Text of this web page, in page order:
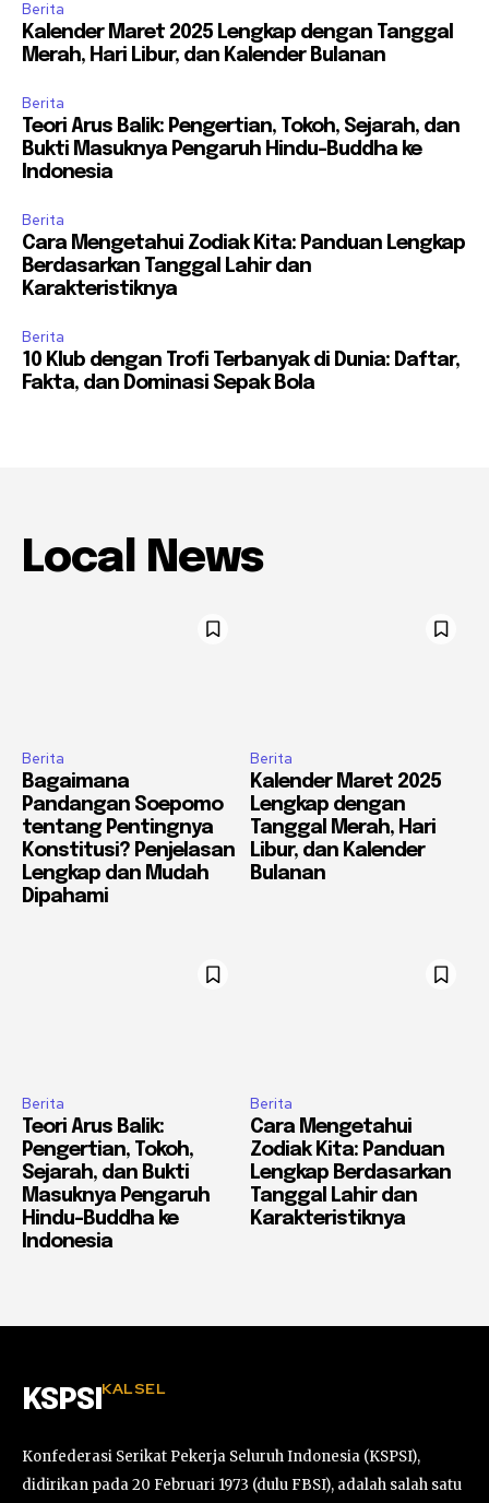
Berita
Kalender Maret 2025 Lengkap dengan Tanggal
Merah, Hari Libur, dan Kalender Bulanan
Berita
Teori Arus Balik: Pengertian, Tokoh, Sejarah, dan
Bukti Masuknya Pengaruh Hindu-Buddha ke
Indonesia
Berita
Cara Mengetahui Zodiak Kita: Panduan Lengkap
Berdasarkan Tanggal Lahir dan
Karakteristiknya
Berita
10 Klub dengan Trofi Terbanyak di Dunia: Daftar,
Fakta, dan Dominasi Sepak Bola
Local News
Berita
Bagaimana
Pandangan Soepomo
tentang Pentingnya
Konstitusi? Penjelasan
Lengkap dan Mudah
Dipahami
Berita
Kalender Maret 2025
Lengkap dengan
Tanggal Merah, Hari
Libur, dan Kalender
Bulanan
Berita
Teori Arus Balik:
Pengertian, Tokoh,
Sejarah, dan Bukti
Masuknya Pengaruh
Hindu-Buddha ke
Indonesia
Berita
Cara Mengetahui
Zodiak Kita: Panduan
Lengkap Berdasarkan
Tanggal Lahir dan
Karakteristiknya
KSPSI KALSEL
Konfederasi Serikat Pekerja Seluruh Indonesia (KSPSI),
didirikan pada 20 Februari 1973 (dulu FBSI), adalah salah satu